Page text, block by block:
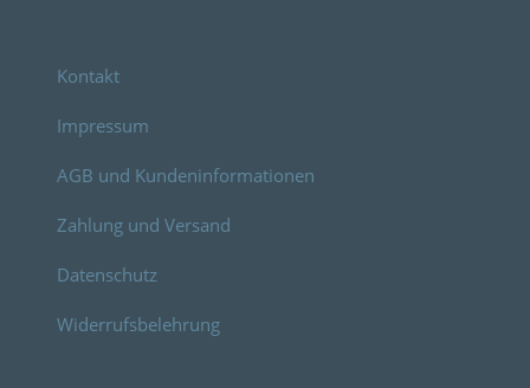
Kontakt
Impressum
AGB und Kundeninformationen
Zahlung und Versand
Datenschutz
Widerrufsbelehrung